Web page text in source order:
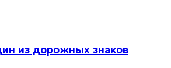
из дорожных знаков